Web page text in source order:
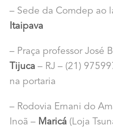
– Sede da Comdep ao
Itaipava
– Praça professor José
Tijuca – RJ – (21)
na portaria
– Rodovia Ernani do
Inoã – Maricá(Loja